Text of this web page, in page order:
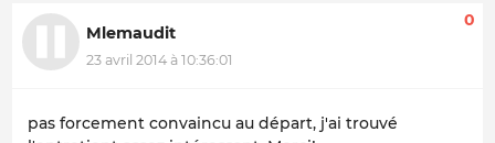
Mlemaudit
23 avril 2014 à 10:36:01
0
pas forcement convaincu au départ, j'ai trouvé